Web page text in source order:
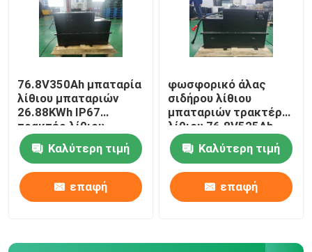
76.8V350Ah μπαταρία
λίθιου μπαταριών
26.88KWh IP67
τρακτέρ λίθιου
Καλύτερη τιμή
επαφή
φωσφορικό άλας
σιδήρου λίθιου
μπαταριών τρακτέρ
λίθιου 76.8V525Ah
40.32KWh
Καλύτερη τιμή
επαφή